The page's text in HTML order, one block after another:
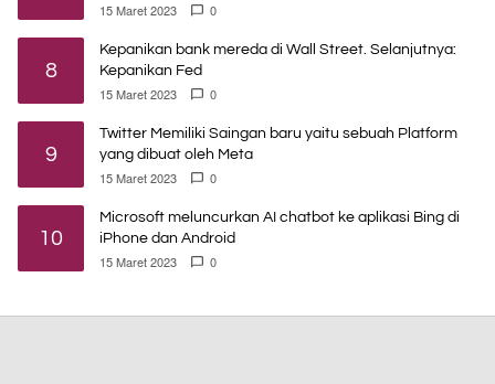
15 Maret 2023 0
8
Kepanikan bank mereda di Wall Street. Selanjutnya:
Kepanikan Fed
15 Maret 2023 0
9
Twitter Memiliki Saingan baru yaitu sebuah Platform
yang dibuat oleh Meta
15 Maret 2023 0
10
Microsoft meluncurkan AI chatbot ke aplikasi Bing di
iPhone dan Android
15 Maret 2023 0